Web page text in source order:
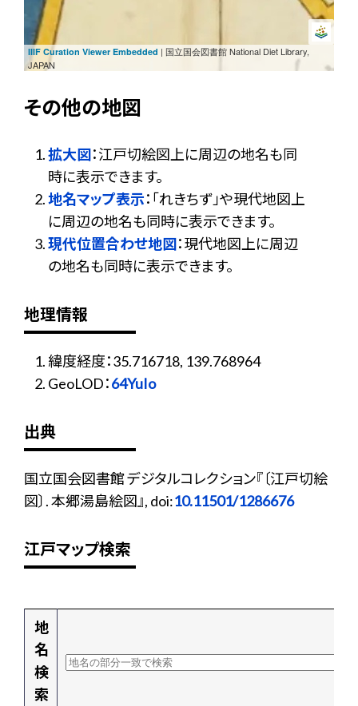
IIIF Curation Viewer Embedded | 国立国会図書館 National Diet Library,
JAPAN
その他の地図
拡大図：江戸切絵図上に周辺の地名も同
時に表示できます。
地名マップ表示：「れきちず」や現代地図上
に周辺の地名も同時に表示できます。
現代位置合わせ地図：現代地図上に周辺
の地名も同時に表示できます。
地理情報
緯度経度：35.716718, 139.768964
GeoLOD：64YuIo
出典
国立国会図書館 デジタルコレクション『〔江戸切絵
図〕. 本郷湯島絵図』, doi:10.11501/1286676
江戸マップ検索
地
名
検
索